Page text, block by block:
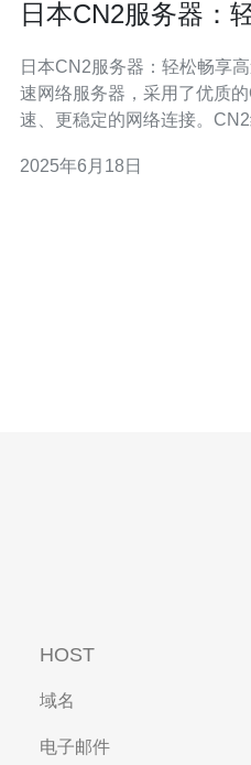
日本CN2服务器：
日本CN2服务器：轻松畅享高速网络 CN2服务
速网络服务器，采用了优质
速、更稳定的网络连接。
质量。 日本CN2服务器拥有许多优势，使其成为许多用户
2025年6月18日
HOST
域名
电子邮件